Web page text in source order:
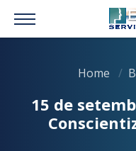
Home
15 de